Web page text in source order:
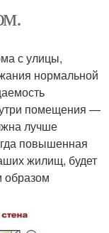
с улицы,
нормальной
помещения —
лучше
повышенная
жилищ, будет
образом